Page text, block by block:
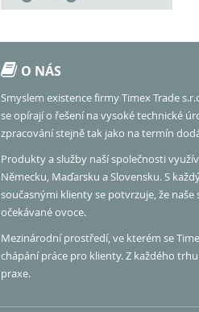
O NÁS
Smyslem existence firmy Timex Trade
se opírají o řešení na vysoké technické
zpracování stejně tak jako na termín
Produkty a služby naší společnosti
Německu, Maďarsku a Slovensku. S
současnými klienty se potvrzuje, že naše
očekávané ovoce.
Mezinárodní prostředí, ve kterém se
chápání práce pro klienty. Z každého
praxe.